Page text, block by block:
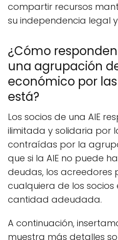
compartir recursos
su independencia legal
¿Cómo
una agrupación
económico por
está?
Los socios de una AIE
ilimitada y solidaria por
contraídas por la
que si la AIE no puede
deudas, los acreedores
cualquiera de los
cantidad adeudada.
A continuación,
muestra más detalles